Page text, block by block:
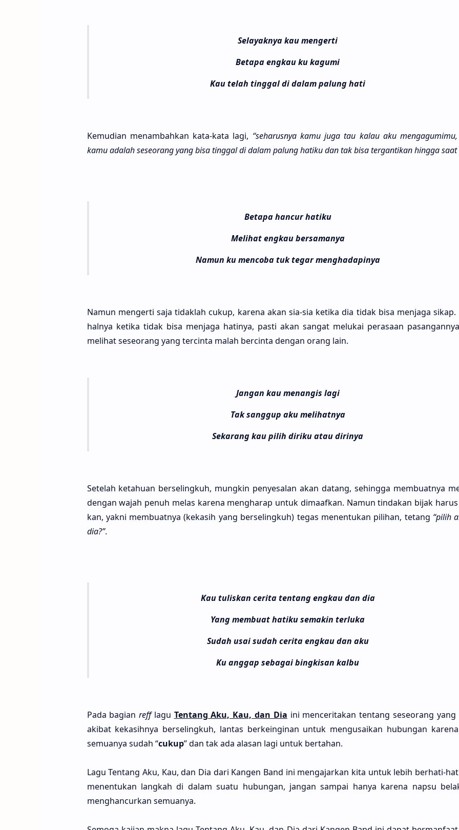
Selayaknya kau mengerti
Betapa engkau ku kagumi
Kau telah tinggal di dalam palung hati
Kemudi­an menambah­kan kata-kata lagi, “seharus­nya kamu juga tau kalau aku
kamu ada­lah seseo­rang yang bisa ting­gal di dalam palung hati­ku dan tak bisa terganti­kan hing­ga saat
Betapa hancur hatiku
Melihat engkau bersamanya
Namun ku mencoba tuk tegar menghadapinya
Namun menger­ti saja tidak­lah cukup, kare­na akan sia-sia keti­ka dia tidak bisa menja­ga sikap.
hal­nya keti­ka tidak bisa menja­ga hati­nya, pasti akan sangat melu­kai perasa­an
meli­hat seseo­rang yang tercin­ta malah bercin­ta dengan orang lain.
Jangan kau menangis lagi
Tak sanggup aku melihatnya
Sekarang kau pilih diriku atau dirinya
Sete­lah ketahu­an berseling­kuh, mung­kin penyesa­lan akan datang, sehing­ga membuat­nya
dengan wajah penuh melas kare­na mengha­rap untuk dimaaf­kan. Namun tinda­kan bijak
kan, yakni membuat­nya (keka­sih yang berseling­kuh) tegas menentu­kan pili­han, tetang “pilih
dia?”.
Kau tuliskan cerita tentang engkau dan dia
Yang membuat hatiku semakin terluka
Sudah usai sudah cerita engkau dan aku
Ku anggap sebagai bingkisan kalbu
Pada bagi­anreff lagu Ten­tang Aku, Kau, dan Dia ini mencerita­kan ten­tang seseo­rang yang
aki­bat kekasih­nya berseling­kuh, lan­tas berkeingi­nan untuk mengusai­kan hubu­ngan
semua­nya sudah “cukup” dan tak ada ala­san lagi untuk berta­han.
Lagu Ten­tang Aku, Kau, dan Dia dari Kangen Band ini mengajar­kan kita untuk lebih berha­ti-
menentu­kan lang­kah di dalam suatu hubu­ngan, jangan sam­pai hanya kare­na napsu
menghancur­kan semua­nya.